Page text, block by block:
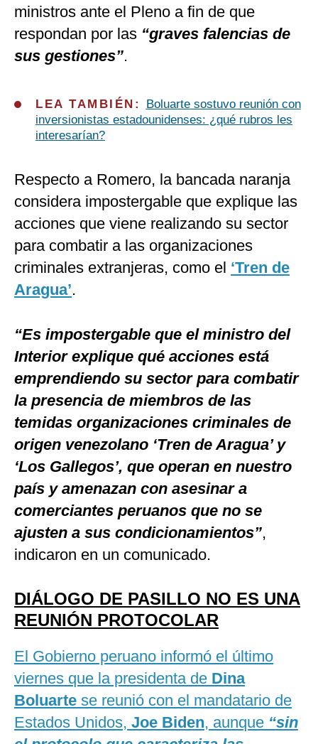
ministros ante el Pleno a fin de que
respondan por las “graves falencias de
sus gestiones”.
LEA TAMBIÉN:
Boluarte sostuvo reunión con
inversionistas estadounidenses: ¿qué rubros les
interesarían?
Respecto a Romero, la bancada naranja
considera impostergable que explique las
acciones que viene realizando su sector
para combatir a las organizaciones
criminales extranjeras, como el ‘Tren de
Aragua’.
“Es impostergable que el ministro del
Interior explique qué acciones está
emprendiendo su sector para combatir
la presencia de miembros de las
temidas organizaciones criminales de
origen venezolano ‘Tren de Aragua’ y
‘Los Gallegos’, que operan en nuestro
país y amenazan con asesinar a
comerciantes peruanos que no se
ajusten a sus condicionamientos”,
indicaron en un comunicado.
DIÁLOGO DE PASILLO NO ES UNA
REUNIÓN PROTOCOLAR
El Gobierno peruano informó el último
viernes que la presidenta de Dina
Boluarte se reunió con el mandatario de
Estados Unidos, Joe Biden, aunque “sin